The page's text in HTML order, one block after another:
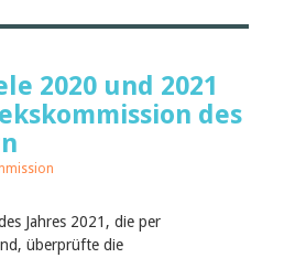
2020 und 2021
des
Jahres 2021, die per
überprüfte die